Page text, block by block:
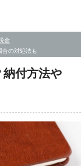
金
合の対処法も
付方法や